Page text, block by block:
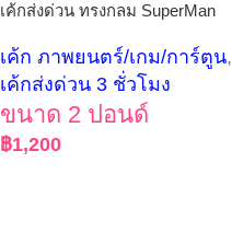
เค้กส่งด่วน ทรงกลม SuperMan
เค้ก ภาพยนตร์/เกม/การ์ตูน,
เค้กส่งด่วน 3 ชั่วโมง
ขนาด 2 ปอนด์
฿1,200